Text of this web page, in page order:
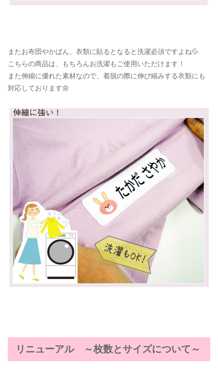
またお布団やかばん、衣類に貼るとなると洗濯必須ですよね💦
こちらの商品は、もちろんお洗濯もご使用いただけます！
また伸縮に優れた素材なので、着脱の際に伸び縮みする衣類にも
対応しております🌼
リニューアル ～枚数とサイズについて～